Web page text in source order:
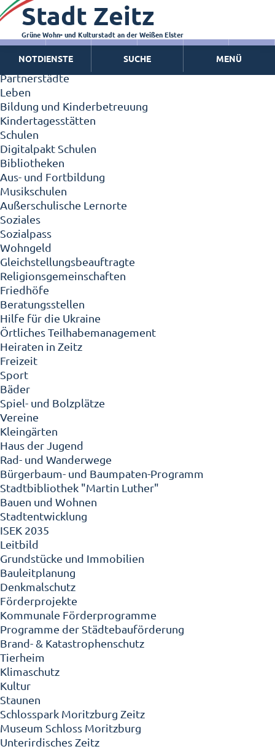
Zeitz - Die Kleinstadt
Willkommen in Zeitz!
Interview mit Oberbürgermeister Christian Thieme
Zeitz - Stadt der Zukunft
Ortschaften
Partnerstädte
Leben
Bildung und Kinderbetreuung
Kindertagesstätten
Schulen
Digitalpakt Schulen
Bibliotheken
Aus- und Fortbildung
Musikschulen
Außerschulische Lernorte
Soziales
Sozialpass
Wohngeld
Gleichstellungsbeauftragte
Religionsgemeinschaften
Friedhöfe
Beratungsstellen
Hilfe für die Ukraine
Örtliches Teilhabemanagement
Heiraten in Zeitz
Freizeit
Sport
Bäder
Spiel- und Bolzplätze
Vereine
Kleingärten
Haus der Jugend
Rad- und Wanderwege
Bürgerbaum- und Baumpaten-Programm
Stadtbibliothek "Martin Luther"
Bauen und Wohnen
Stadtentwicklung
ISEK 2035
Leitbild
Grundstücke und Immobilien
Bauleitplanung
Denkmalschutz
Förderprojekte
Kommunale Förderprogramme
Programme der Städtebauförderung
Brand- & Katastrophenschutz
Tierheim
Klimaschutz
Kultur
Staunen
Schlosspark Moritzburg Zeitz
Museum Schloss Moritzburg
Unterirdisches Zeitz
Stadt Zeitz
Grüne Wohn- und Kulturstadt an der Weißen Elster
NOTDIENSTE SUCHE MENÜ